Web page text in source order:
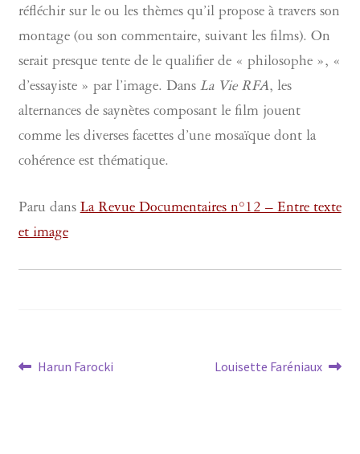
réfléchir sur le ou les thèmes qu’il propose à travers son
montage (ou son commentaire, suivant les films). On
serait presque tente de le qualifier de « philosophe », «
d’essayiste » par l’image. Dans La Vie RFA, les
alternances de saynètes composant le film jouent
comme les diverses facettes d’une mosaïque dont la
cohérence est thématique.
Paru dansLa Revue Documentaires n°12 – Entre texte
et image
Navigation
Article
Harun Farocki
Article
Louisette Faréniaux